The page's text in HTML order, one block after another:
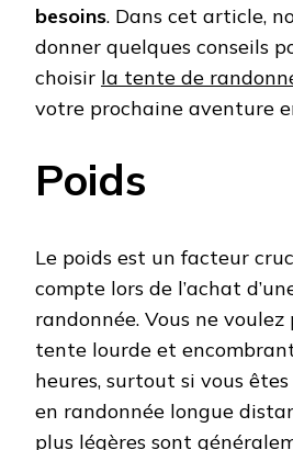
besoins. Dans cet article,
donner quelques conseils
choisir la tente de
votre prochaine aventure
Poids
Le poids est un facteur
compte lors de l’achat
randonnée. Vous ne
tente lourde et
heures, surtout si vous
en randonnée longue
plus légères sont